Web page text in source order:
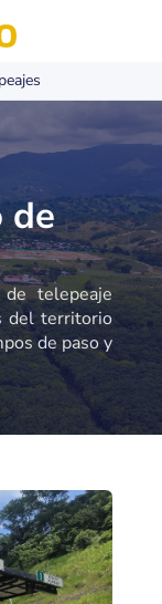
de
telepeaje
del territorio
de paso y